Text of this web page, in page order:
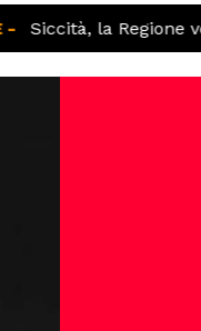
Siccità, la Regione